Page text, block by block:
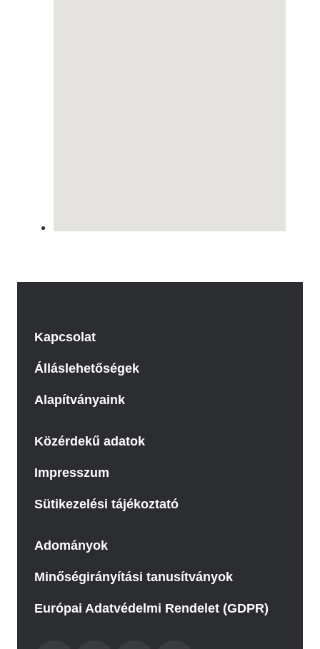
Kapcsolat
Álláslehetőségek
Alapítványaink
Közérdekű adatok
Impresszum
Sütikezelési tájékoztató
Adományok
Minőségirányítási tanusítványok
Európai Adatvédelmi Rendelet (GDPR)